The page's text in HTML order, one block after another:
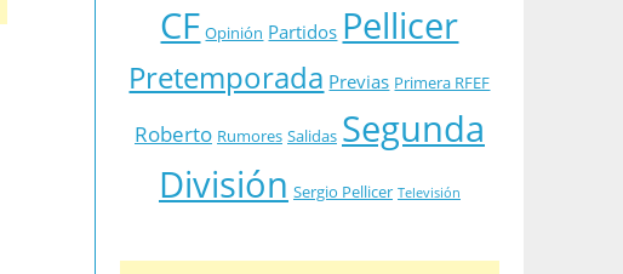
CF Opinión Partidos Pellicer
Pretemporada Previas Primera RFEF
Roberto Rumores Salidas Segunda
División Sergio Pellicer Televisión